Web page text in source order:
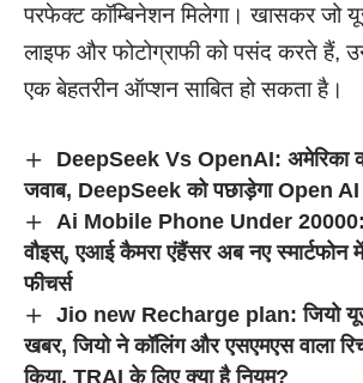
परफेक्ट कॉम्बिनेशन मिलेगा। खासकर जो
लाइफ और फोटोग्राफी को पसंद करते हैं,
एक बेहतरीन ऑप्शन साबित हो सकता है।
DeepSeek Vs OpenAI: अमेरिका
जवाब, DeepSeek को पछाड़ेगा Open
Ai Mobile Phone Under
वौइस्, एआई कैमरा एंहैंसर अब नए स्मार्टफोन
फीचर्स
Jio new Recharge plan: जियो
खबर, जियो ने कॉलिंग और एसएमएस वाला
किया, TRAI के लिए क्या है नियम?